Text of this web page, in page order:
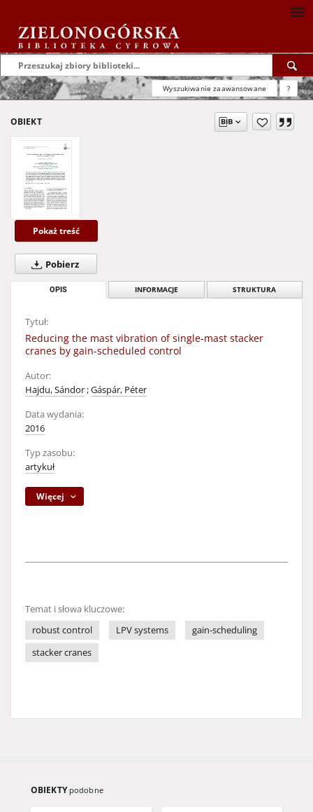
Wyszukiwanie zaawansowane ?
OBIEKT
Pokaż treść
Pobierz
OPIS INFORMACJE STRUKTURA
Tytuł:
Reducing the mast vibration of single-mast stacker
cranes by gain-scheduled control
Autor:
Hajdu, Sándor;Gáspár, Péter
Data wydania:
2016
Typ zasobu:
artykuł
Więcej
Temat i słowa kluczowe:
robust control
LPV systems
gain-scheduling
stacker cranes
OBIEKTY podobne